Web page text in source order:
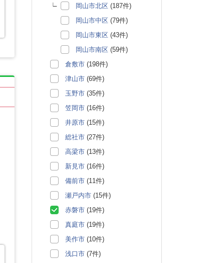
岡山市北区 (187件)
岡山市中区 (79件)
岡山市東区 (43件)
岡山市南区 (59件)
倉敷市 (198件)
津山市 (69件)
玉野市 (35件)
笠岡市 (16件)
井原市 (15件)
総社市 (27件)
高梁市 (13件)
新見市 (16件)
備前市 (11件)
瀬戸内市 (15件)
赤磐市 (19件)
真庭市 (19件)
美作市 (10件)
浅口市 (7件)